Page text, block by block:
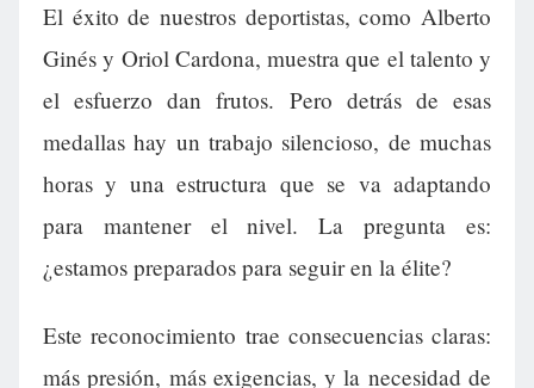
El éxito de nuestros deportistas, como Alberto
Ginés y Oriol Cardona, muestra que el talento y
el esfuerzo dan frutos. Pero detrás de esas
medallas hay un trabajo silencioso, de muchas
horas y una estructura que se va adaptando
para mantener el nivel. La pregunta es:
¿estamos preparados para seguir en la élite?
Este reconocimiento trae consecuencias claras:
más presión, más exigencias, y la necesidad de